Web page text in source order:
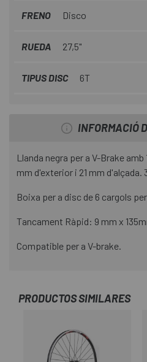
FRENO Disco
RUEDA 27,5"
TIPUS DISC 6T
INFORMACIÓ
Llanda negra per a V-Brake
mm d'exterior i 21 mm d'alçada.
Boixa per a disc de 6 cargols
Tancament Ràpid: 9 mm x
Compatible per a V-brake.
PRODUCTOS SIMILARES